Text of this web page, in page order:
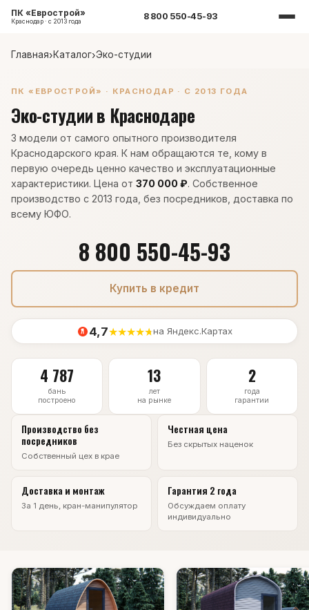
ПК «Еврострой»
Краснодар · с 2013 года 8 800 550-45-93
Главная›Каталог›Эко-студии
ПК «ЕВРОСТРОЙ» · КРАСНОДАР · С 2013 ГОДА
Эко-студии в Краснодаре
3 модели от самого опытного производителя
Краснодарского края. К нам обращаются те, кому в
первую очередь ценно качество и эксплуатационные
характеристики. Цена от 370 000 ₽. Собственное
производство с 2013 года, без посредников, доставка по
всему ЮФО.
8 800 550-45-93
Купить в кредит
4,7★★★★★на Яндекс.Картах
4 787
бань
построено
13
лет
на рынке
2
года
гарантии
Производство без
посредников
Собственный цех в крае
Честная цена
Без скрытых наценок
Доставка и монтаж
За 1 день, кран-манипулятор
Гарантия 2 года
Обсуждаем оплату
индивидуально